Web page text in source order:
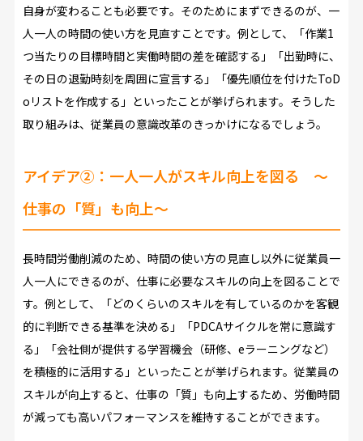
自身が変わることも必要です。そのためにまずできるのが、一
人一人の時間の使い方を見直すことです。例として、「作業1
つ当たりの目標時間と実働時間の差を確認する」「出勤時に、
その日の退勤時刻を周囲に宣言する」「優先順位を付けたToD
oリストを作成する」といったことが挙げられます。そうした
取り組みは、従業員の意識改革のきっかけになるでしょう。
アイデア②：一人一人がスキル向上を図る ～
仕事の「質」も向上～
長時間労働削減のため、時間の使い方の見直し以外に従業員一
人一人にできるのが、仕事に必要なスキルの向上を図ることで
す。例として、「どのくらいのスキルを有しているのかを客観
的に判断できる基準を決める」「PDCAサイクルを常に意識す
る」「会社側が提供する学習機会（研修、eラーニングなど）
を積極的に活用する」といったことが挙げられます。従業員の
スキルが向上すると、仕事の「質」も向上するため、労働時間
が減っても高いパフォーマンスを維持することができます。